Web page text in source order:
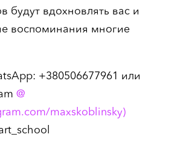
будут вдохновлять вас и
воспоминания многие
+380506677961 или
@
maxskoblinsky)